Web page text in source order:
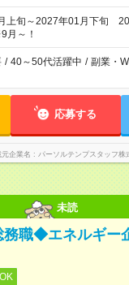
上旬～2027年01月下旬
～！
/ 40～50代活躍中 / 副業・
応募する
元企業名 パーソルテンプスタッフ株
未読
職◆エネルギー